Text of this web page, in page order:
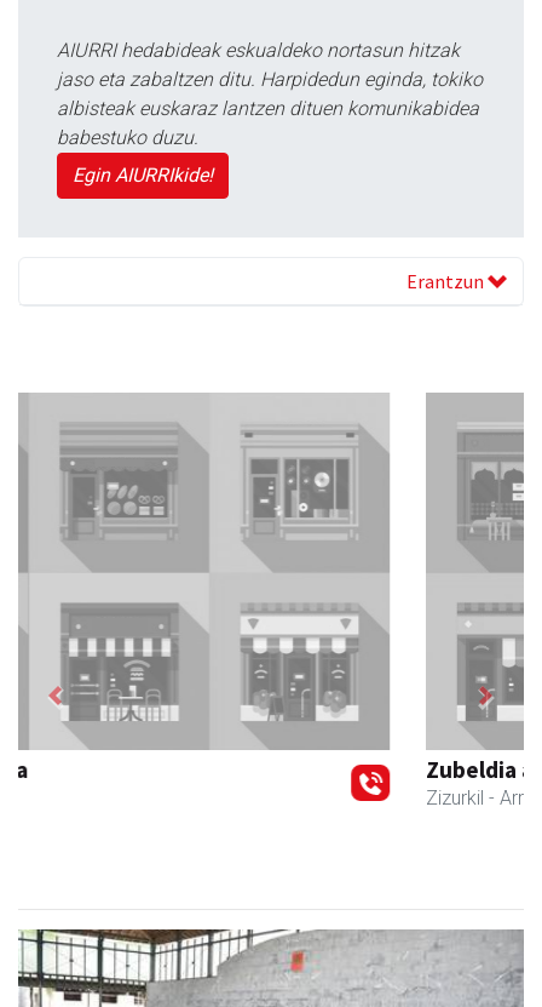
AIURRI hedabideak eskualdeko nortasun hitzak
jaso eta zabaltzen ditu. Harpidedun eginda, tokiko
albisteak euskaraz lantzen dituen komunikabidea
babestuko duzu.
Egin AIURRIkide!
Erantzun
Zubeldia arrain eta mariskoa
Previous Next